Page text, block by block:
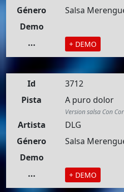
Género
Salsa
Demo
...
+ DEMO
Id
3712
Pista
A puro dolor
Version salsa Con
Artista
DLG
Género
Salsa
Demo
...
+ DEMO